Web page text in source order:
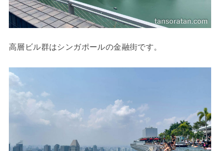
高層ビル群はシンガポールの金融街です。